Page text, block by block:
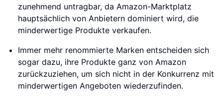
zunehmend untragbar, da Amazon-Marktplatz
hauptsächlich von Anbietern dominiert wird, die
minderwertige Produkte verkaufen.
Immer mehr renommierte Marken entscheiden sich
sogar dazu, ihre Produkte ganz von Amazon
zurückzuziehen, um sich nicht in der Konkurrenz mit
minderwertigen Angeboten wiederzufinden.